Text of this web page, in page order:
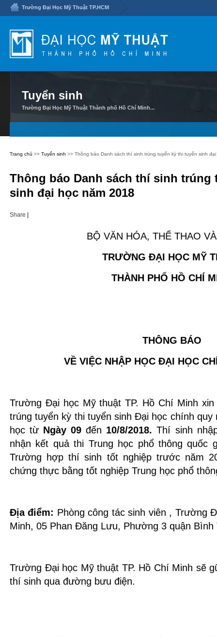
Trường Đại Học Mỹ Thuật TP.HCM
Tuyển sinh
Trường Đại Học Mỹ Thuật Thành phố Hồ Chí Minh...
Trang chủ >> Tuyển sinh >> Thông báo Danh sách thí sinh trúng tuyển kỳ thi tuyển sinh
Thông báo Danh sách thí sinh trúng
sinh đại học năm 2018
Share
BỘ VĂN HÓA, THỂ THAO
TRƯỜNG ĐẠI HỌC MỸ
THÀNH PHỐ HỒ CHÍ
THÔNG BÁO
VỀ VIỆC NHẬP HỌC ĐẠI HỌC
Trường Đại học Mỹ thuật TP. Hồ Chí Minh
trúng tuyển kỳ thi tuyển sinh Đại học chính quy
học từ Ngày 09đến 10/8/2018.Thí sinh
nhận kết quả thi Trung học phổ thông quốc
Trường hợp thí sinh tốt nghiệp trước năm
chứng thực bằng tốt nghiệp Trung học phổ
Địa điểm: Phòng công tác sinh viên , Trường
Minh, 05 Phan Đăng Lưu, Phường 3 quận Bình
Trường Đại học Mỹ thuật TP. Hồ Chí Minh sẽ
thí sinh qua đường bưu điện.